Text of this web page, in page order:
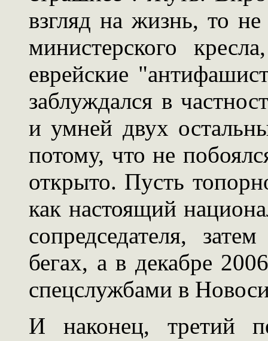
взгляд на жизнь, то
министерского
еврейские
заблуждался в
и умней двух
потому, что не
открыто. Пусть
как настоящий
сопредседателя,
бегах, а в декабре
спецслужбами в
И наконец, третий